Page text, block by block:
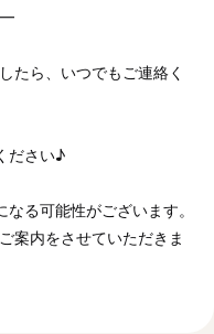
たら、いつでもご連絡く
ださい♪
る可能性がございます。
案内をさせていただきま